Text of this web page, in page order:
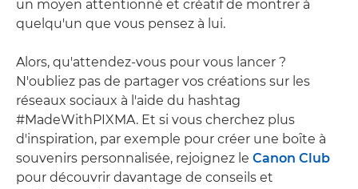
un moyen attentionné et créatif de montrer à
quelqu'un que vous pensez à lui.
Alors, qu'attendez-vous pour vous lancer ?
N'oubliez pas de partager vos créations sur les
réseaux sociaux à l'aide du hashtag
#MadeWithPIXMA. Et si vous cherchez plus
d'inspiration, par exemple pour créer une boîte à
souvenirs personnalisée, rejoignez le Canon Club
pour découvrir davantage de conseils et